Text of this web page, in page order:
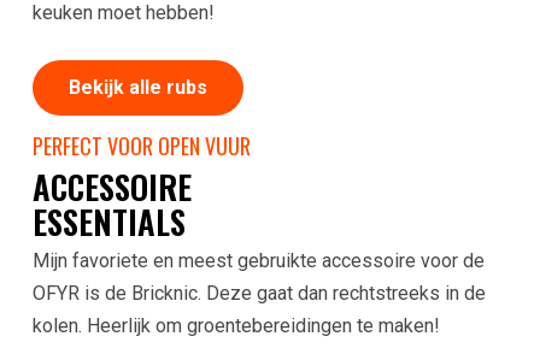
keuken moet hebben!
Bekijk alle rubs
PERFECT VOOR OPEN VUUR
ACCESSOIRE
ESSENTIALS
Mijn favoriete en meest gebruikte accessoire voor de
OFYR is de Bricknic. Deze gaat dan rechtstreeks in de
kolen. Heerlijk om groentebereidingen te maken!